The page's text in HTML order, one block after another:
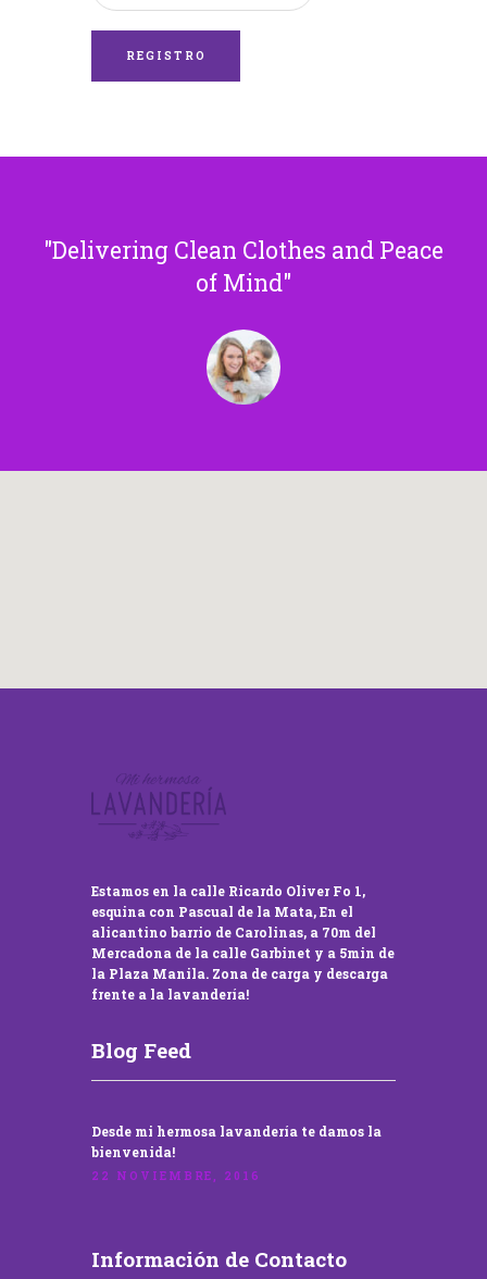
Delivering Clean Clothes and Peace
of Mind
Estamos en la calle Ricardo Oliver Fo 1,
esquina con Pascual de la Mata, En el
alicantino barrio de Carolinas, a 70m del
Mercadona de la calle Garbinet y a 5min de
la Plaza Manila. Zona de carga y descarga
frente a la lavandería!
Blog Feed
Desde mi hermosa lavandería te damos la
bienvenida!
22 NOVIEMBRE, 2016
Información de Contacto